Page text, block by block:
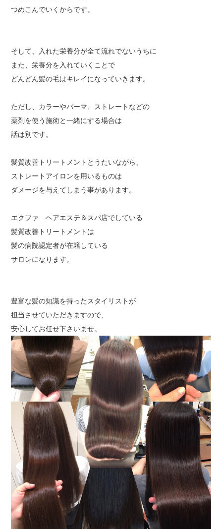
つめこんでいくからです。
そして、入れた栄養分が全て流れでないうちに
また、栄養分を入れていくことで
どんどん髪の毛はキレイになっていきます。
ただし、カラーやパーマ、ストレートなどの
薬剤を使う施術と一緒にする場合は
話は別です。
髪質改善トリートメントとうたいながら、
ストレートアイロンを用いるものは
ダメージを与えてしまう事があります。
エクファ ヘアエステ＆スパ店でしている
髪質改善トリートメントは
髪の病院認定者が在籍している
サロンになります。
豊富な髪の知識を持ったスタイリストが
担当させていただきますので、
安心してお任せ下さいませ。